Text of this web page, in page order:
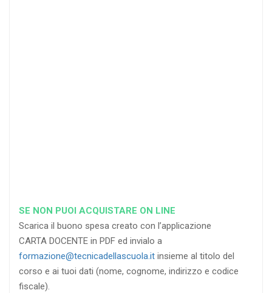
SE NON PUOI ACQUISTARE ON LINE
Scarica il buono spesa creato con l’applicazione
CARTA DOCENTE in PDF ed invialo a
formazione@tecnicadellascuola.it insieme al titolo del
corso e ai tuoi dati (nome, cognome, indirizzo e codice
fiscale).